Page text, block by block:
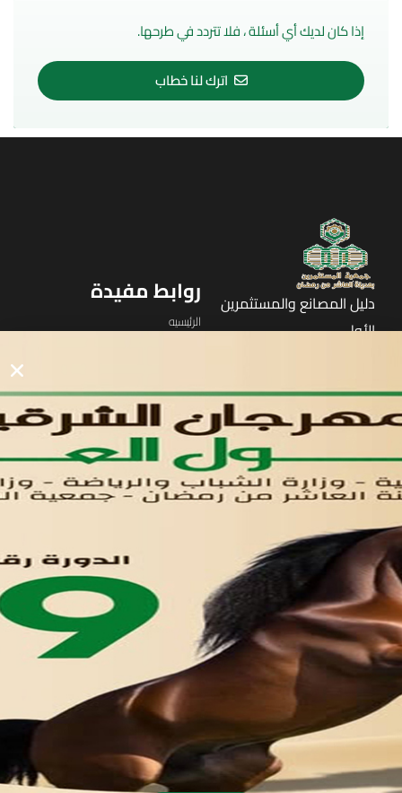
إذا كان لديك أي أسئلة ، فلا تتردد في طرحها.
اترك لنا خطاب
دليل المصانع والمستثمرين
الأول
روابط مفيدة
الرئيسيه
لوحه التحكم
اتصل بنا
تواصل معنا
مدينة العاشر من رمضان
01221020029
055-4494429
055-4494406
055-4494414
info.triaeg@yahoo.com
info@triaeg-guide.com